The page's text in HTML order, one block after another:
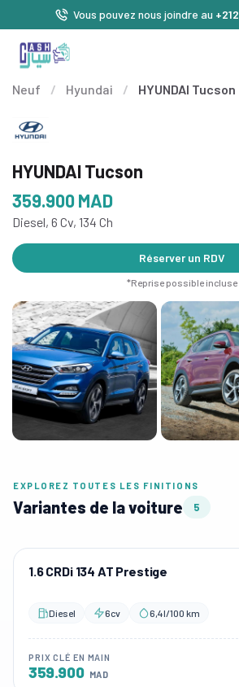
Vous pouvez nous joindre au
Neuf / Hyundai / HYUNDAI Tucson
HYUNDAI Tucson
359.900MAD
Diesel, 6 Cv, 134 Ch
Réserver un RDV
*Reprise possible incluse
EXPLOREZ TOUTES LES FINITIONS
Variantes de la voiture 5
1.6 CRDi 134 AT Prestige
Diesel 6cv 6,4l/100 km
PRIX CLÉ EN MAIN
359.900 MAD